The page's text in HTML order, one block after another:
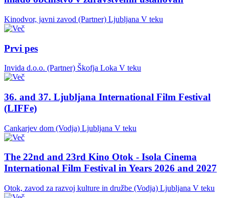
Kinodvor, javni zavod (Partner) Ljubljana V teku
Prvi pes
Invida d.o.o. (Partner) Škofja Loka V teku
36. and 37. Ljubljana International Film Festival
(LIFFe)
Cankarjev dom (Vodja) Ljubljana V teku
The 22nd and 23rd Kino Otok - Isola Cinema
International Film Festival in Years 2026 and 2027
Otok, zavod za razvoj kulture in družbe (Vodja) Ljubljana V teku